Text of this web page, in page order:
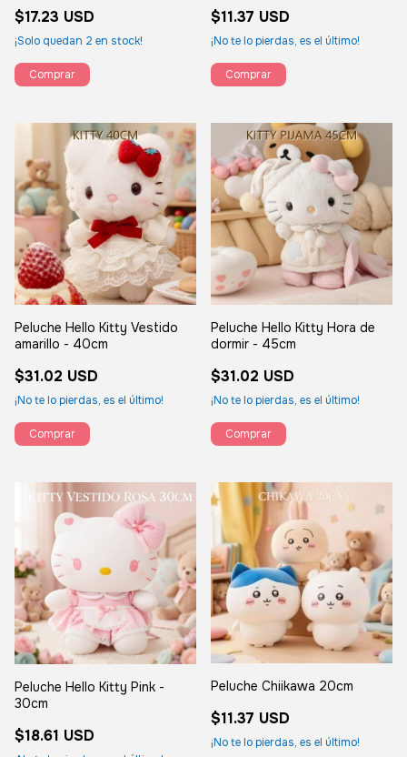
$17.23 USD
¡Solo quedan 2 en stock!
$11.37 USD
¡No te lo pierdas, es el último!
Peluche Hello Kitty Vestido
amarillo - 40cm
$31.02 USD
¡No te lo pierdas, es el último!
Peluche Hello Kitty Hora de
dormir - 45cm
$31.02 USD
¡No te lo pierdas, es el último!
Peluche Hello Kitty Pink -
30cm
$18.61 USD
Peluche Chiikawa 20cm
$11.37 USD
¡No te lo pierdas, es el último!